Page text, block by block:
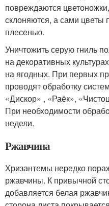
повреждаются
склоняются, а сами цветы
плесенью.
Уничтожить серую гниль
на декоративных
на ягодных. При первых
проводят обработку
«Дискор» , «Раёк»,
При необходимости
недели.
Ржавчина
Хризантемы нередко
ржавчины. К привычной
добавляется белая